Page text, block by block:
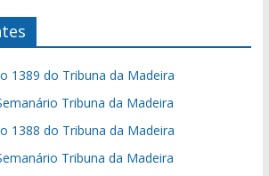
1389 do Tribuna da Madeira
Tribuna da Madeira
1388 do Tribuna da Madeira
Tribuna da Madeira